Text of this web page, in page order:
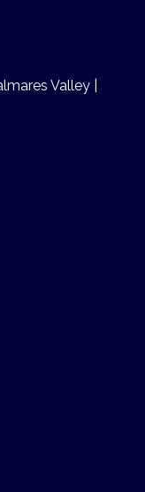
Valley |